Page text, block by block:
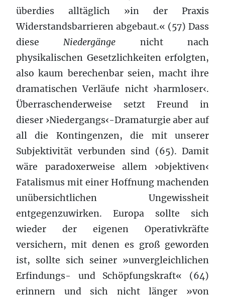
überdies alltäglich »in der Praxis
Widerstandsbarrieren abgebaut.« (57) Dass
dieseNiedergänge nicht nach
physikalischen Gesetzlichkeiten erfolgten,
also kaum berechenbar seien, macht ihre
dramatischen Verläufe nicht ›harmloser‹.
Überraschenderweise setzt Freund in
dieser ›Niedergangs‹-Dramaturgie aber auf
all die Kontingenzen, die mit unserer
Subjektivität verbunden sind (65). Damit
wäre paradoxerweise allem ›objektiven‹
Fatalismus mit einer Hoffnung machenden
unübersichtlichen Ungewissheit
entgegenzuwirken. Europa sollte sich
wieder der eigenen Operativkräfte
versichern, mit denen es groß geworden
ist, sollte sich seiner »unvergleichlichen
Erfindungs- und Schöpfungskraft« (64)
erinnern und sich nicht länger »von